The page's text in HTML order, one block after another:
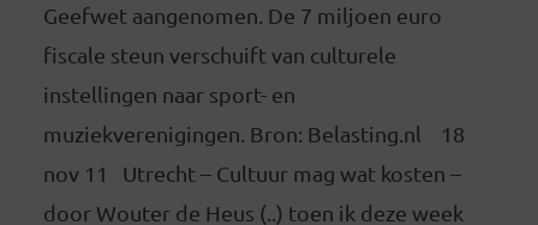
Geefwet aangenomen. De 7 miljoen euro
fiscale steun verschuift van culturele
instellingen naar sport- en
muziekverenigingen. Bron: Belasting.nl 18
nov 11 Utrecht – Cultuur mag wat kosten –
door Wouter de Heus (..) toen ik deze week